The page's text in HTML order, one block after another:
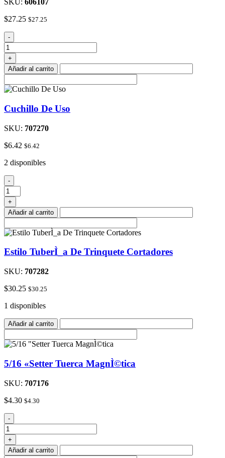
SKU: 606107
$27.25 $27.25
Negro
#
181
De
La
Aislante
-
+
Añadir al carrito
Cuchillo De Uso
SKU: 707270
$6.42 $6.42
2 disponibles
Cuchillo
De
Uso
cantidad
-
+
Añadir al carrito
Estilo TuberÌ_a De Trinquete Cortadores
SKU: 707282
$30.25 $30.25
1 disponibles
Añadir al carrito
5/16 «Setter Tuerca MagnÌ©tica
SKU: 707176
$4.30 $4.30
5/16
"Setter
Tuerca
MagnÌ©tica
cantidad
-
+
Añadir al carrito